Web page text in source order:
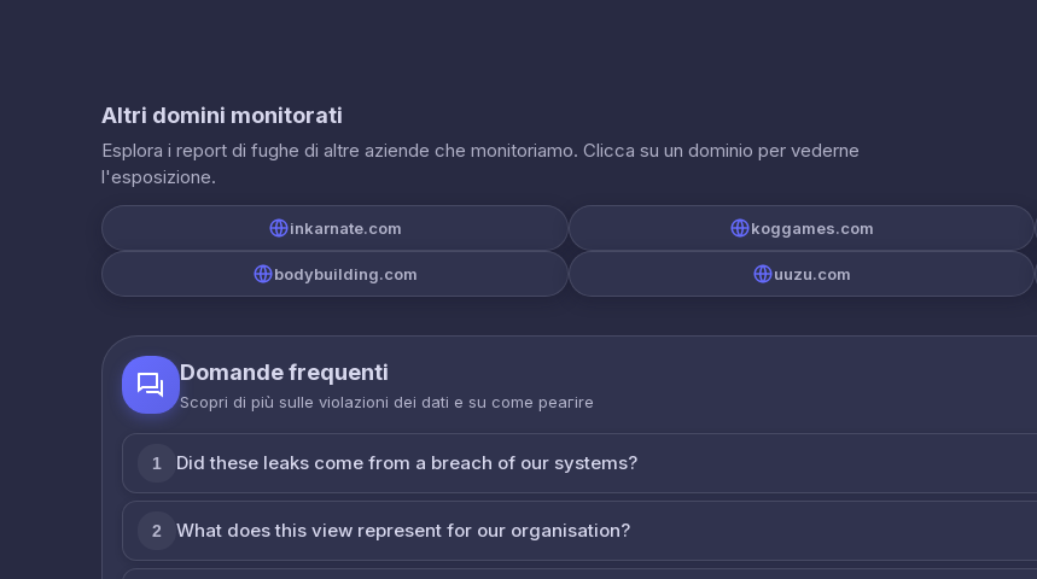
Altri domini monitorati
Esplora i report di fughe di altre aziende che monitoriamo. Clicca su un dominio per vederne
l'esposizione.
inkarnate.com koggames.com
bodybuilding.com uuzu.com
Domande frequenti
Scopri di più sulle violazioni dei dati e su come реагire
1 Did these leaks come from a breach of our systems?
2 What does this view represent for our organisation?